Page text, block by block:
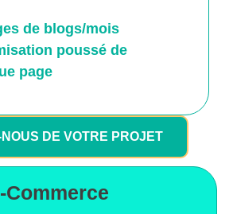
de blogs/mois
poussé de
page
DE VOTRE PROJET
Commerce